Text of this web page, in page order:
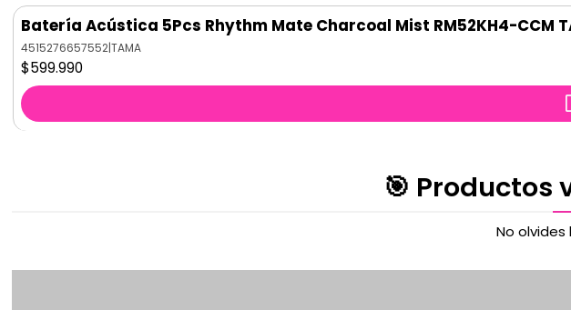
Batería Acústica 5Pcs Rhythm Mate Charcoal Mist RM52KH4-CCM
4515276657552|TAMA
$599.990
🎯 Productos
No